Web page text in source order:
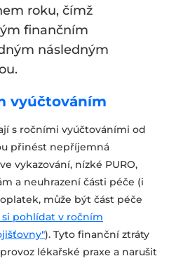
roku, čímž
finančním
následným
vyúčtováním
s ročními vyúčtováními od
přinést nepříjemná
vykazování, nízké PURO,
a neuhrazení části péče (i
může být část péče
si pohlídat v ročním
). Tyto finanční ztráty
lékařské praxe a narušit